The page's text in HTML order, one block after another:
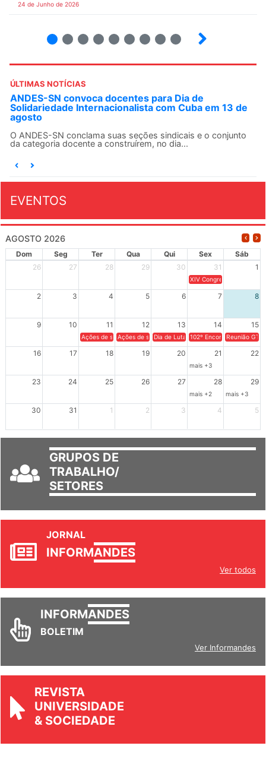
24 de Junho de 2026
ÚLTIMAS NOTÍCIAS
ANDES-SN convoca docentes para Dia de
Solidariedade Internacionalista com Cuba em 13 de
agosto
O ANDES-SN conclama suas seções sindicais e o conjunto
da categoria docente a construírem, no dia...
EVENTOS
AGOSTO 2026
Dom Seg Ter Qua Qui Sex
Sáb
26
27 28 29 30 31 1
XIV Congresso Brasileiro
2 3 4 5 6 7 8
9 10 11 12 13 14 15
Ações de solidariedade a Cuba no Rio Grande do Sul - 100
Ações de solidariedade a Cuba no Rio Grande do
Dia de Luta em Defesa de Cuba e da
102º Encontro da
Reunião
16 17 18 19 20 21 22
mais +3
23 24 25 26 27 28 29
mais +2 mais +3
30 31 1 2 3 4 5
GRUPOS DE
TRABALHO/
SETORES
JORNAL
INFORMANDES
Ver todos
INFORMANDES
BOLETIM
Ver Informandes
REVISTA
UNIVERSIDADE
& SOCIEDADE